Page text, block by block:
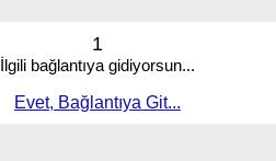
1
İlgili bağlantıya gidiyorsun...
Evet, Bağlantıya Git...